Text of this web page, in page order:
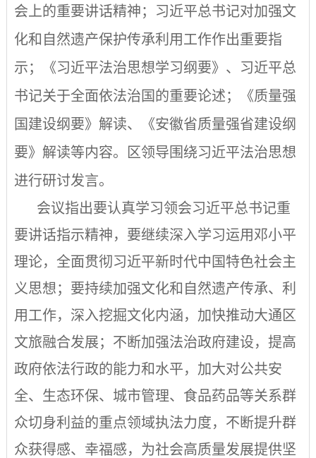
会上的重要讲话精神；习近平总书记对加强文
化和自然遗产保护传承利用工作作出重要指
示；《习近平法治思想学习纲要》、习近平总
书记关于全面依法治国的重要论述；《质量强
国建设纲要》 解读、
《安徽省质量强省建设纲
要》 解读等内容。区领导 围 绕习近平法治思想
进行研讨发言。
会议指出要认真学习领会习近平总书记重
要讲话指示精神， 要继续深入学习运用邓小平
理论，全面贯彻习近平新时代中国特色社会主
义思想；要持续加强文化和自然遗产传承、利
用工作，深入挖掘文化内涵，加快推动大通区
文旅融合发展；不断加强法治政府建设，提高
政府依法行政的能力和水平，加大对公共安
全、生态环保、城市管理、食品药品等关系群
众切身利益的重点领域执法力度，不断提升群
众获得感、幸福感，为社会高质量发展提供坚